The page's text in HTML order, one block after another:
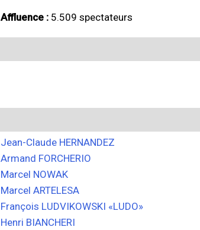
Affluence : 5.509 spectateurs
Jean-Claude HERNANDEZ
Armand FORCHERIO
Marcel NOWAK
Marcel ARTELESA
François LUDVIKOWSKI «LUDO»
Henri BIANCHERI